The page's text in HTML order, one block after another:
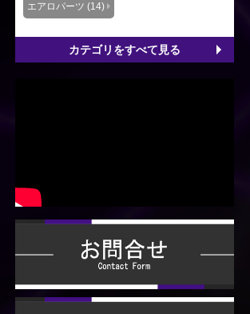
エアロパーツ (14)
カテゴリをすべて見る